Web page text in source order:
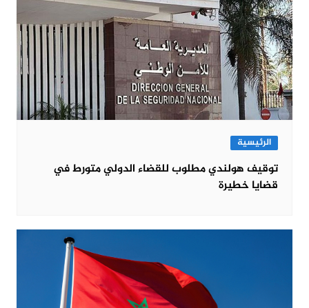
الرئيسية
توقيف هولندي مطلوب للقضاء الدولي متورط في
قضايا خطيرة